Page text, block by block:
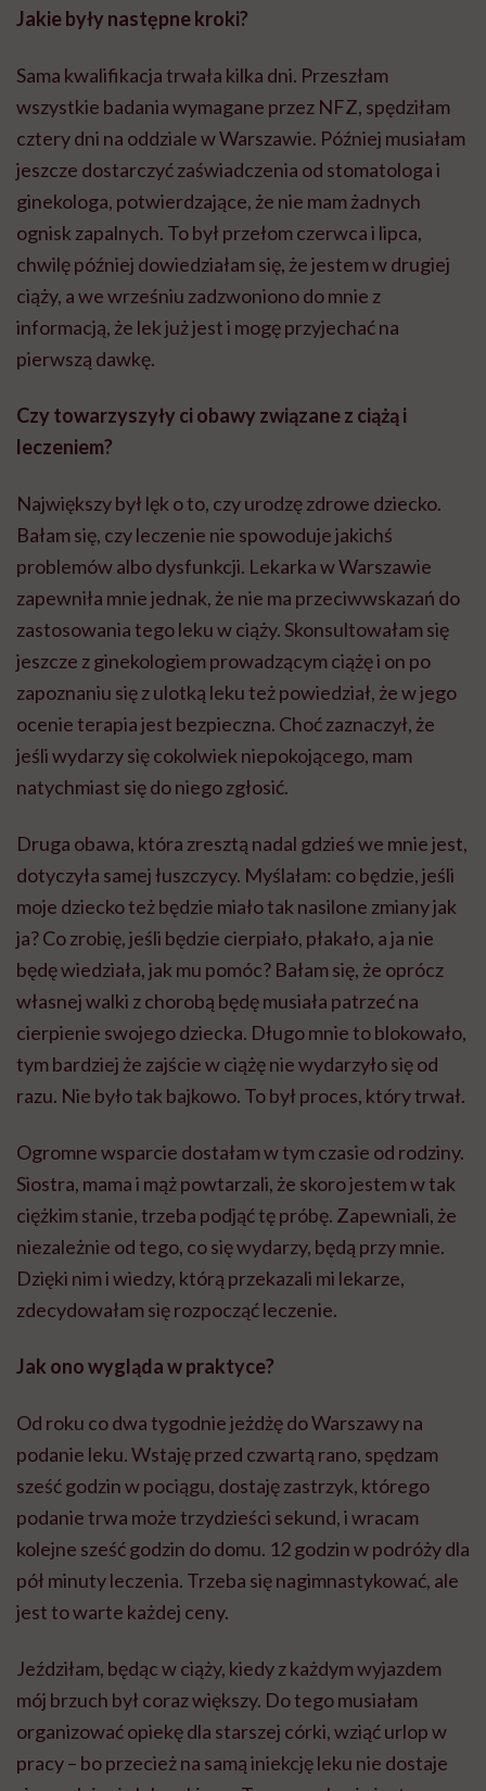
Jakie były następne kroki?
Sama kwalifikacja trwała kilka dni. Przeszłam
wszystkie badania wymagane przez NFZ, spędziłam
cztery dni na oddziale w Warszawie. Później musiałam
jeszcze dostarczyć zaświadczenia od stomatologa i
ginekologa, potwierdzające, że nie mam żadnych
ognisk zapalnych. To był przełom czerwca i lipca,
chwilę później dowiedziałam się, że jestem w drugiej
ciąży, a we wrześniu zadzwoniono do mnie z
informacją, że lek już jest i mogę przyjechać na
pierwszą dawkę.
Czy towarzyszyły ci obawy związane z ciążą i
leczeniem?
Największy był lęk o to, czy urodzę zdrowe dziecko.
Bałam się, czy leczenie nie spowoduje jakichś
problemów albo dysfunkcji. Lekarka w Warszawie
zapewniła mnie jednak, że nie ma przeciwwskazań do
zastosowania tego leku w ciąży. Skonsultowałam się
jeszcze z ginekologiem prowadzącym ciążę i on po
zapoznaniu się z ulotką leku też powiedział, że w jego
ocenie terapia jest bezpieczna. Choć zaznaczył, że
jeśli wydarzy się cokolwiek niepokojącego, mam
natychmiast się do niego zgłosić.
Druga obawa, która zresztą nadal gdzieś we mnie jest,
dotyczyła samej łuszczycy. Myślałam: co będzie, jeśli
moje dziecko też będzie miało tak nasilone zmiany jak
ja? Co zrobię, jeśli będzie cierpiało, płakało, a ja nie
będę wiedziała, jak mu pomóc? Bałam się, że oprócz
własnej walki z chorobą będę musiała patrzeć na
cierpienie swojego dziecka. Długo mnie to blokowało,
tym bardziej że zajście w ciążę nie wydarzyło się od
razu. Nie było tak bajkowo. To był proces, który trwał.
Ogromne wsparcie dostałam w tym czasie od rodziny.
Siostra, mama i mąż powtarzali, że skoro jestem w tak
ciężkim stanie, trzeba podjąć tę próbę. Zapewniali, że
niezależnie od tego, co się wydarzy, będą przy mnie.
Dzięki nim i wiedzy, którą przekazali mi lekarze,
zdecydowałam się rozpocząć leczenie.
Jak ono wygląda w praktyce?
Od roku co dwa tygodnie jeżdżę do Warszawy na
podanie leku. Wstaję przed czwartą rano, spędzam
sześć godzin w pociągu, dostaję zastrzyk, którego
podanie trwa może trzydzieści sekund, i wracam
kolejne sześć godzin do domu. 12 godzin w podróży dla
pół minuty leczenia. Trzeba się nagimnastykować, ale
jest to warte każdej ceny.
Jeździłam, będąc w ciąży, kiedy z każdym wyjazdem
mój brzuch był coraz większy. Do tego musiałam
organizować opiekę dla starszej córki, wziąć urlop w
pracy – bo przecież na samą iniekcję leku nie dostaje